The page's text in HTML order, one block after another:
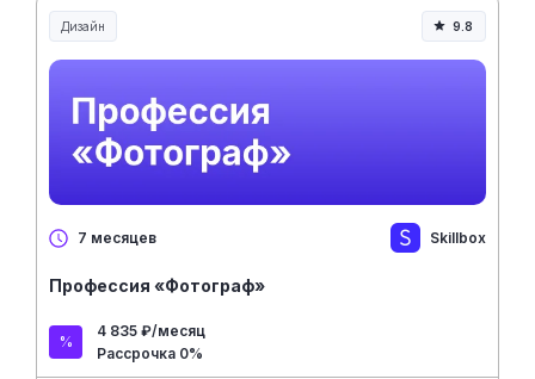
Дизайн 9.8
7 месяцев Skillbox
Профессия «Фотограф»
4 835 ₽/месяц
Рассрочка 0%